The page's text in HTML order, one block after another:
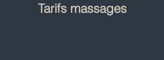
Tarifs massages